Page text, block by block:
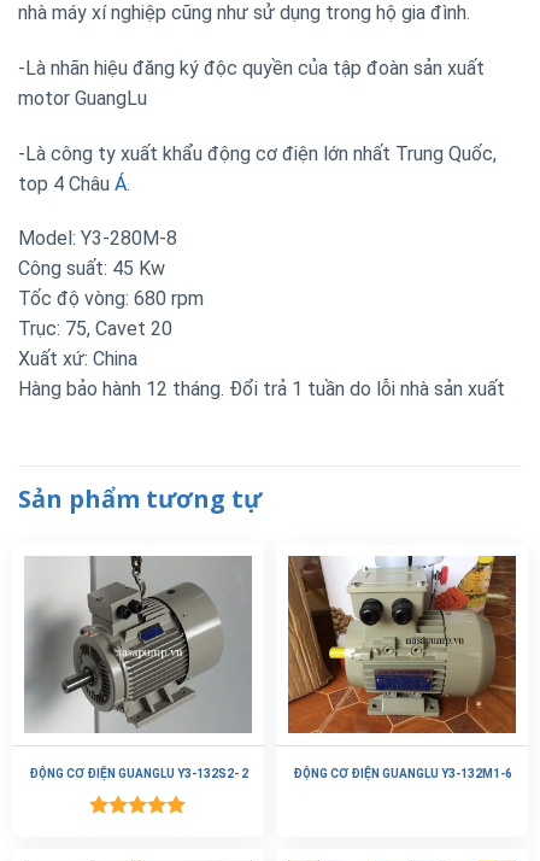
nhà máy xí nghiệp cũng như sử dụng trong hộ gia đình.
-Là nhãn hiệu đăng ký độc quyền của tập đoàn sản xuất
motor GuangLu
-Là công ty xuất khẩu động cơ điện lớn nhất Trung Quốc,
top 4 Châu Á.
Model: Y3-280M-8
Công suất: 45 Kw
Tốc độ vòng: 680 rpm
Trục: 75, Cavet 20
Xuất xứ: China
Hàng bảo hành 12 tháng. Đổi trả 1 tuần do lỗi nhà sản xuất
Sản phẩm tương tự
ĐỘNG CƠ ĐIỆN GUANGLU Y3-132S2- 2 ĐỘNG CƠ ĐIỆN GUANGLU Y3-132M1-6